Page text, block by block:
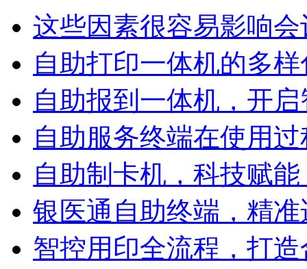
这些因素很容易影响会
自助打印一体机的多
自助报到一体机，开
自助服务终端在使用
自助制卡机，科技赋
银医通自助终端，精准
智控用印全流程，打造